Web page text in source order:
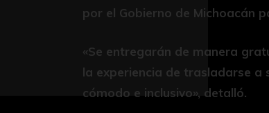
por el Gobierno de Michoacán
«Se entregarán de manera
la experiencia de trasladarse a
cómodo e inclusivo», detalló.